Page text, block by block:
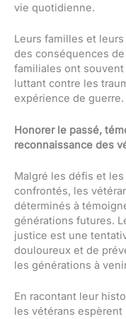
vie quotidienne.
Leurs familles et
des conséquences
familiales ont souvent
luttant contre les
expérience de guerre.
Honorer le passé,
reconnaissance des
Malgré les défis et
confrontés, les
déterminés à
générations futures.
justice est une
douloureux et de
les générations à
En racontant leur
les vétérans